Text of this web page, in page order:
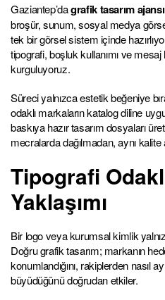
Gaziantep’dagrafik tasarım ajansı
broşür, sunum, sosyal medya
tek bir görsel sistem içinde
tipografi, boşluk kullanımı ve
kurguluyoruz.
Süreci yalnızca estetik beğeniye
odaklı markaların katalog diline
baskıya hazır tasarım dosyaları
mecralarda dağılmadan, aynı kalite
Tipografi
Yaklaşımı
Bir logo veya kurumsal kimlik
Doğru grafik tasarım; markanın
konumlandığını, rakiplerden nasıl
büyüdüğünü doğrudan etkiler.